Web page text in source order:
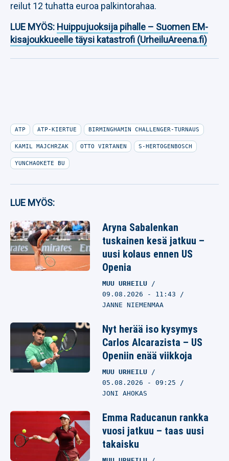
reilut 12 tuhatta euroa palkintorahaa.
LUE MYÖS: Huippujuoksija pihalle – Suomen EM-
kisajoukkueelle täysi katastrofi (UrheiluAreena.fi)
ATP ATP-KIERTUE BIRMINGHAMIN CHALLENGER-TURNAUS
KAMIL MAJCHRZAK OTTO VIRTANEN S-HERTOGENBOSCH
YUNCHAOKETE BU
LUE MYÖS:
Aryna Sabalenkan
tuskainen kesä jatkuu –
uusi kolaus ennen US
Openia
MUU URHEILU
09.08.2026 - 11:43
JANNE NIEMENMAA
Nyt herää iso kysymys
Carlos Alcarazista – US
Openiin enää viikkoja
MUU URHEILU
05.08.2026 - 09:25
JONI AHOKAS
Emma Raducanun rankka
vuosi jatkuu – taas uusi
takaisku